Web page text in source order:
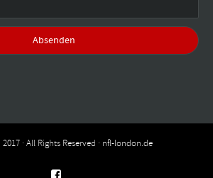
· All Rights Reserved · nfl-london.de